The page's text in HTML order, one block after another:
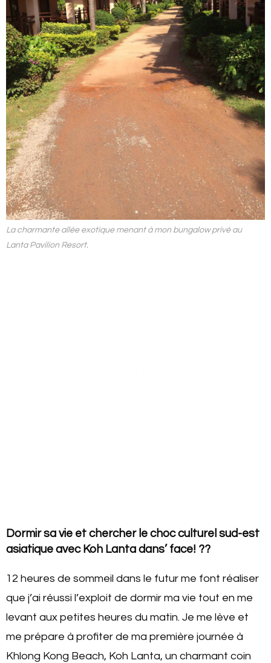
La charmante allée exotique menant à mon bungalow privé au
Lanta Pavilion Resort.
Dormir sa vie et chercher le choc culturel sud-est
asiatique avec Koh Lanta dans’ face! ??
12 heures de sommeil dans le futur me font réaliser
que j’ai réussi l’exploit de dormir ma vie tout en me
levant aux petites heures du matin. Je me lève et
me prépare à profiter de ma première journée à
Khlong Kong Beach, Koh Lanta, un charmant coin